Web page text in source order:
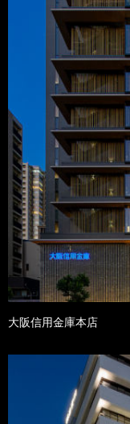
大阪信用金庫本店